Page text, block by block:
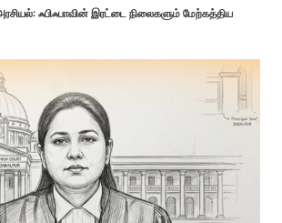
ஃபிஃபாவின் இரட்டை நிலைகளும் மேற்கத்திய